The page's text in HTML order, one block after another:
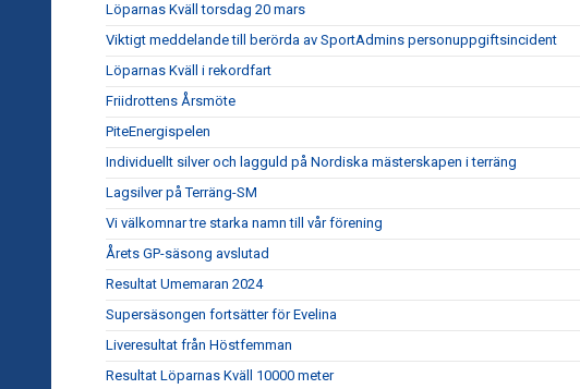
Löparnas Kväll torsdag 20 mars
Viktigt meddelande till berörda av SportAdmins personuppgiftsincident
Löparnas Kväll i rekordfart
Friidrottens Årsmöte
PiteEnergispelen
Individuellt silver och lagguld på Nordiska mästerskapen i terräng
Lagsilver på Terräng-SM
Vi välkomnar tre starka namn till vår förening
Årets GP-säsong avslutad
Resultat Umemaran 2024
Supersäsongen fortsätter för Evelina
Liveresultat från Höstfemman
Resultat Löparnas Kväll 10000 meter